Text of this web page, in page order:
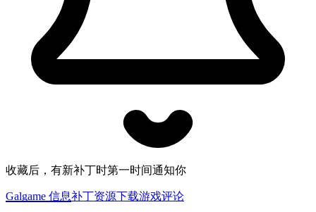
收藏后，有新补丁时第一时间通知你
Galgame 信息补丁资源下载游戏评论